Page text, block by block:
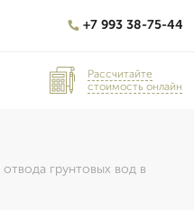
+7 993 38-75-44
Рассчитайте
стоимость онлайн
грунтовых вод в